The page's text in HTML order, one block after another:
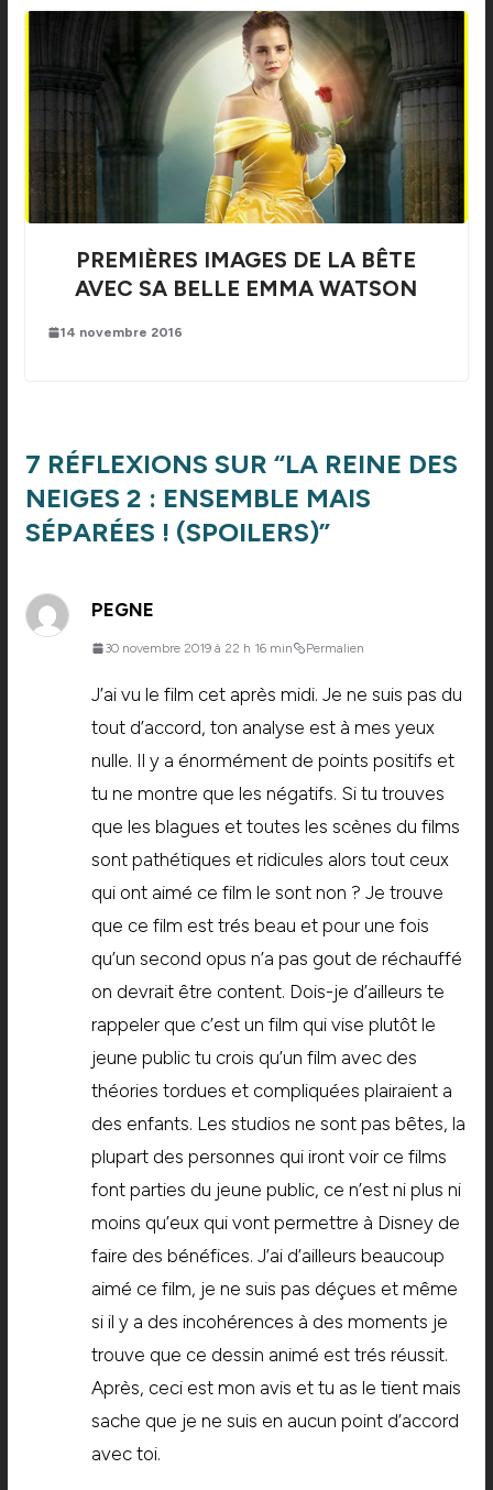
PREMIÈRES IMAGES DE LA BÊTE
AVEC SA BELLE EMMA WATSON
14 novembre 2016
7 RÉFLEXIONS SUR “LA REINE DES
NEIGES 2 : ENSEMBLE MAIS
SÉPARÉES ! (SPOILERS)”
PEGNE
30 novembre 2019 à 22 h 16 min Permalien
J’ai vu le film cet après midi. Je ne suis pas du
tout d’accord, ton analyse est à mes yeux
nulle. Il y a énormément de points positifs et
tu ne montre que les négatifs. Si tu trouves
que les blagues et toutes les scènes du films
sont pathétiques et ridicules alors tout ceux
qui ont aimé ce film le sont non ? Je trouve
que ce film est trés beau et pour une fois
qu’un second opus n’a pas gout de réchauffé
on devrait être content. Dois-je d’ailleurs te
rappeler que c’est un film qui vise plutôt le
jeune public tu crois qu’un film avec des
théories tordues et compliquées plairaient a
des enfants. Les studios ne sont pas bêtes, la
plupart des personnes qui iront voir ce films
font parties du jeune public, ce n’est ni plus ni
moins qu’eux qui vont permettre à Disney de
faire des bénéfices. J’ai d’ailleurs beaucoup
aimé ce film, je ne suis pas déçues et même
si il y a des incohérences à des moments je
trouve que ce dessin animé est trés réussit.
Après, ceci est mon avis et tu as le tient mais
sache que je ne suis en aucun point d’accord
avec toi.